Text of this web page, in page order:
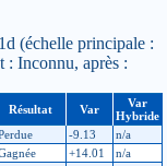
(échelle principale :
: Inconnu, après :
Résultat Var
Var
Hybride
-9.13
n/a
+14.01
n/a